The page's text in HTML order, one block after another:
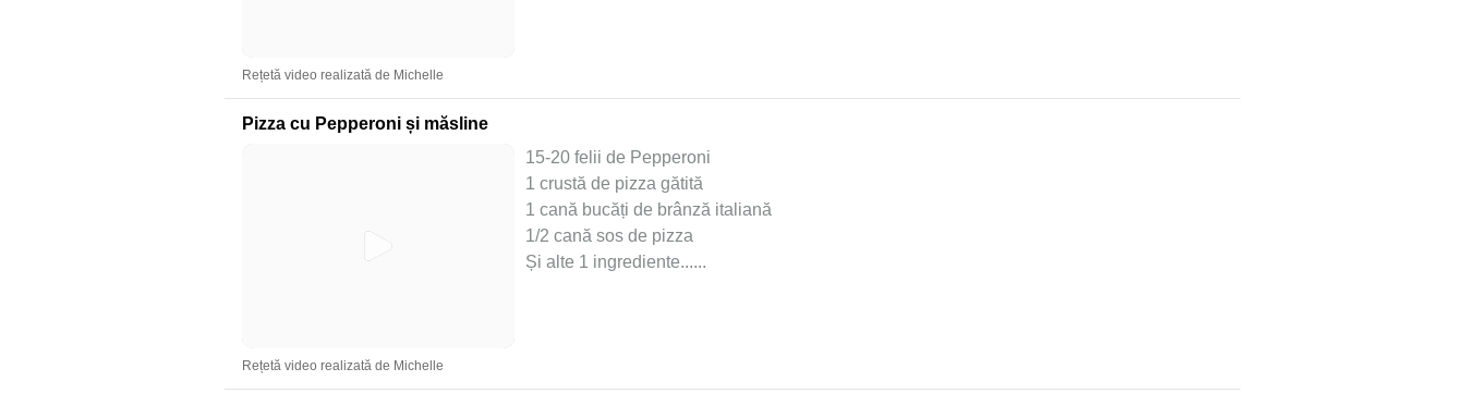
Rețetă video realizată de Michelle
Pizza cu Pepperoni și măsline
15-20 felii de Pepperoni
1 crustă de pizza gătită
1 cană bucăți de brânză italiană
1/2 cană sos de pizza
Și alte 1 ingrediente......
Rețetă video realizată de Michelle